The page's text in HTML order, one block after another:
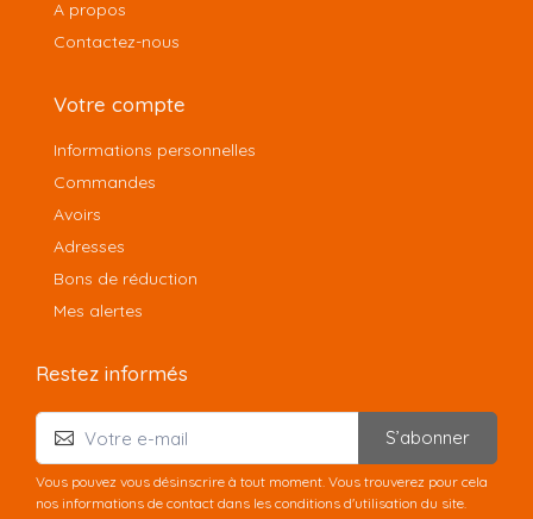
A propos
Contactez-nous
Votre compte
Informations personnelles
Commandes
Avoirs
Adresses
Bons de réduction
Mes alertes
Restez informés
S’abonner
Vous pouvez vous désinscrire à tout moment. Vous trouverez pour cela
nos informations de contact dans les conditions d'utilisation du site.